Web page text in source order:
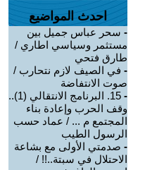
احدث المواضيع
- سحر عباس جميل بين
مستثمر وسياسي اطاري /
طارق فتحي
- في الصيف لازم نتحارب /
صوت الانتفاضة
-
15. البرنامج الانتقالي (1)..
وقف الحرب وإعادة بناء
المجتمع م ... / عماد حسب
الرسول الطيب
- صدمتي الأولى مع بشاعة
الاحتلال في سبتة..!! /